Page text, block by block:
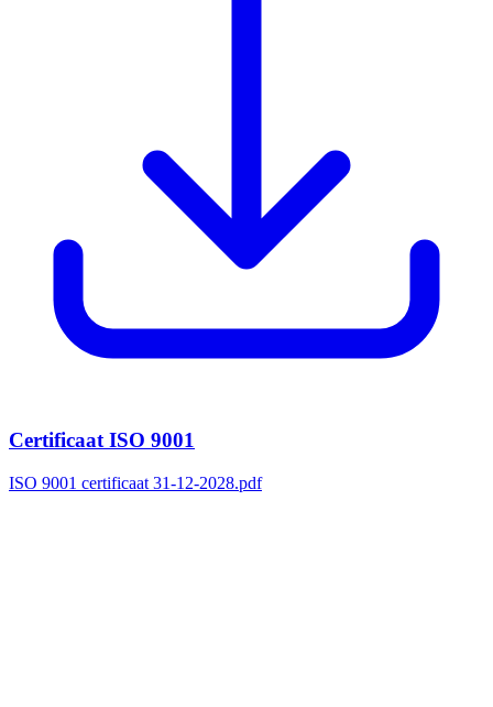
Certificaat ISO 9001
ISO 9001 certificaat 31-12-2028.pdf